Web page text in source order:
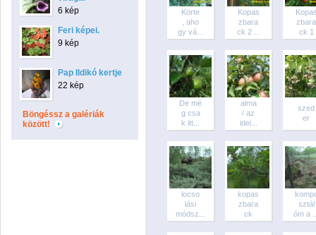
6 kép
Feri képei.
9 kép
Pap Ildikó kertje
22 kép
Böngéssz a galériák
között!
Körte
, aho
gy vá...
Kopas
zbara
ck 2 ...
zbara
ck 1
De mé
g csa
k itt...
alma
/ az
idei...
szed
er
locso
lási
módsz...
kopas
zbara
ck
sztál
óm a